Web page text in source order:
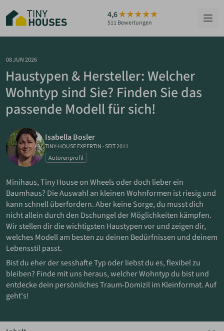
Hauptinhalt
springen
4,6
511 Bewertungen
HÄUSER
BERATUNG
GRUNDSTÜCKE
RATGEBER
ÜBER UNS
ZUM HAUS-FINDER
PARTNER WERDEN
MERKLISTE
08 JUN 2026
Haustypen & Hersteller: Welcher
Wohntyp sind Sie? Finden Sie das
passende Modell für sich!
Isabella Bosler
TINY-HOUSE EXPERTIN · SEIT 2011
Autorenprofil
Minihaus, Tiny House on Wheels oder doch lieber ein
Baumhaus? Die Auswahl an kleinen Wohnformen ist riesig und
kann schnell überfordern. Aber keine Sorge, du musst dich
nicht allein durch den Dschungel der Möglichkeiten kämpfen.
Wir stellen dir die wichtigsten Haustypen vor und zeigen dir,
welches Modell am besten zu deinen Bedürfnissen und deinem
Lebensstil passt.
Bist du eher der sesshafte Typ oder liebst du es, flexibel zu
bleiben? Finde mit uns heraus, welcher Wohntyp du bist und
entdecke dein persönliches Traum-Domizil im Kleinformat. Auf
geht's!